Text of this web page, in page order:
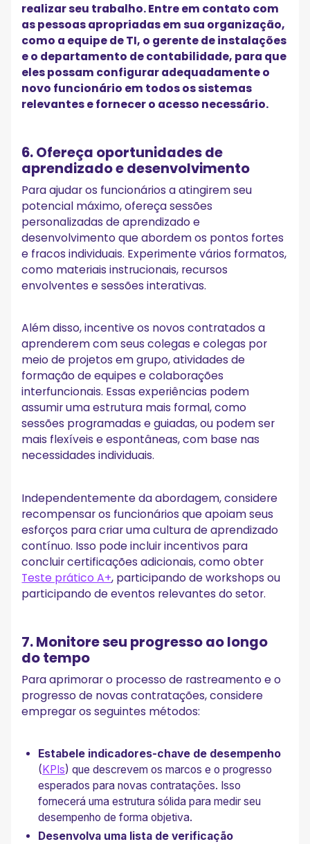
realizar seu trabalho. Entre em contato com
as pessoas apropriadas em sua organização,
como a equipe de TI, o gerente de instalações
e o departamento de contabilidade, para que
eles possam configurar adequadamente o
novo funcionário em todos os sistemas
relevantes e fornecer o acesso necessário.
6. Ofereça oportunidades de
aprendizado e desenvolvimento
Para ajudar os funcionários a atingirem seu
potencial máximo, ofereça sessões
personalizadas de aprendizado e
desenvolvimento que abordem os pontos fortes
e fracos individuais. Experimente vários formatos,
como materiais instrucionais, recursos
envolventes e sessões interativas.
Além disso, incentive os novos contratados a
aprenderem com seus colegas e colegas por
meio de projetos em grupo, atividades de
formação de equipes e colaborações
interfuncionais. Essas experiências podem
assumir uma estrutura mais formal, como
sessões programadas e guiadas, ou podem ser
mais flexíveis e espontâneas, com base nas
necessidades individuais.
Independentemente da abordagem, considere
recompensar os funcionários que apoiam seus
esforços para criar uma cultura de aprendizado
contínuo. Isso pode incluir incentivos para
concluir certificações adicionais, como obter
Teste prático A+, participando de workshops ou
participando de eventos relevantes do setor.
7. Monitore seu progresso ao longo
do tempo
Para aprimorar o processo de rastreamento e o
progresso de novas contratações, considere
empregar os seguintes métodos:
Estabele indicadores-chave de desempenho
( KPIs) que descrevem os marcos e o progresso
esperados para novas contratações. Isso
fornecerá uma estrutura sólida para medir seu
desempenho de forma objetiva.
Desenvolva uma lista de verificação